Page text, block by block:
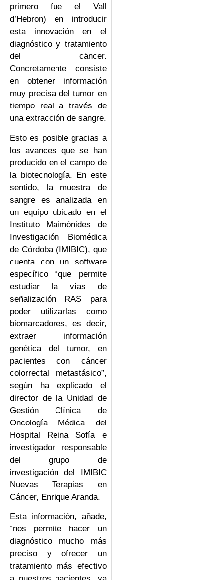
primero fue el Vall
d’Hebron) en introducir
esta innovación en el
diagnóstico y tratamiento
del cáncer.
Concretamente consiste
en obtener información
muy precisa del tumor en
tiempo real a través de
una extracción de sangre.
Esto es posible gracias a
los avances que se han
producido en el campo de
la biotecnología. En este
sentido, la muestra de
sangre es analizada en
un equipo ubicado en el
Instituto Maimónides de
Investigación Biomédica
de Córdoba (IMIBIC), que
cuenta con un software
específico “que permite
estudiar la vías de
señalización RAS para
poder utilizarlas como
biomarcadores, es decir,
extraer información
genética del tumor, en
pacientes con cáncer
colorrectal metastásico”,
según ha explicado el
director de la Unidad de
Gestión Clínica de
Oncología Médica del
Hospital Reina Sofía e
investigador responsable
del grupo de
investigación del IMIBIC
Nuevas Terapias en
Cáncer, Enrique Aranda.
Esta información, añade,
“nos permite hacer un
diagnóstico mucho más
preciso y ofrecer un
tratamiento más efectivo